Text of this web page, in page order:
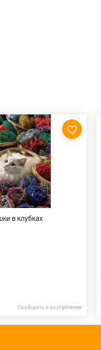
в клубках
Сообщить о поступлении